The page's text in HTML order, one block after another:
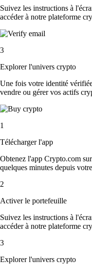
Suivez les instructions à
accéder à notre plateforme
3
Explorer l'univers crypto
Une fois votre identité
vendre ou gérer vos actifs
1
Télécharger l'app
Obtenez l'app Crypto.com
quelques minutes depuis
2
Activer le portefeuille
Suivez les instructions à
accéder à notre plateforme
3
Explorer l'univers crypto